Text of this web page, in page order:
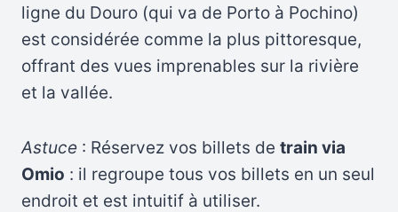
ligne du Douro (qui va de Porto à Pochino)
est considérée comme la plus pittoresque,
offrant des vues imprenables sur la rivière
et la vallée.
Astuce : Réservez vos billets de train via
Omio : il regroupe tous vos billets en un seul
endroit et est intuitif à utiliser.